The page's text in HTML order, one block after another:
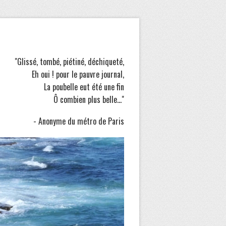
"Glissé, tombé, piétiné, déchiqueté,
Eh oui ! pour le pauvre journal,
La poubelle eut été une fin
Ô combien plus belle..."
- Anonyme du métro de Paris